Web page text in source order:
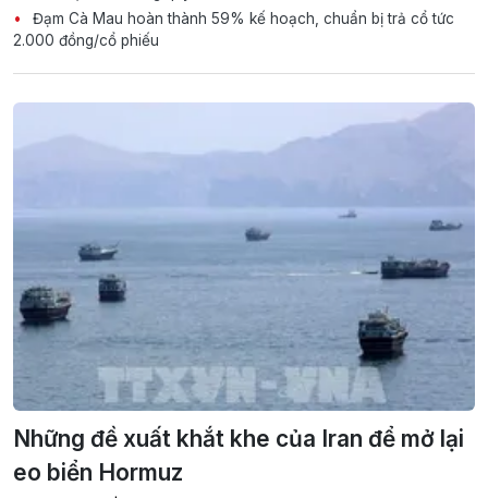
Đạm Cà Mau hoàn thành 59% kế hoạch, chuẩn bị trả cổ tức
2.000 đồng/cổ phiếu
Những đề xuất khắt khe của Iran để mở lại
eo biển Hormuz